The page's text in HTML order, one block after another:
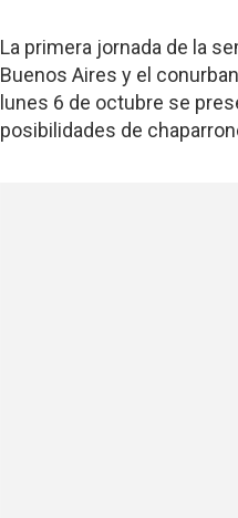
La primera jornada de la
Buenos Aires y el
lunes 6 de octubre se
posibilidades de